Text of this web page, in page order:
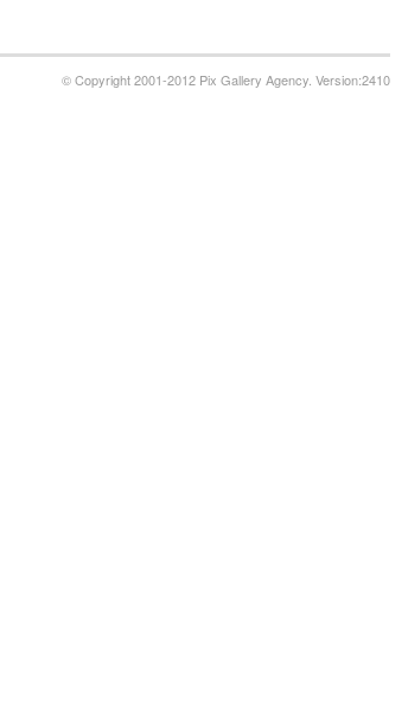
© Copyright 2001-2012 Pix Gallery Agency. Version:2410